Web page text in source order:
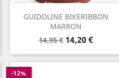
GUIDOLINE BIKERIBBON
MARRON
Prix
base
14,95 € Prix
14,20 €
-12%